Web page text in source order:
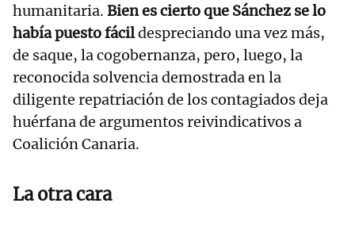
humanitaria. Bien es cierto que Sánchez se lo
había puesto fácildespreciando una vez más,
de saque, la cogobernanza, pero, luego, la
reconocida solvencia demostrada en la
diligente repatriación de los contagiados deja
huérfana de argumentos reivindicativos a
Coalición Canaria.
La otra cara